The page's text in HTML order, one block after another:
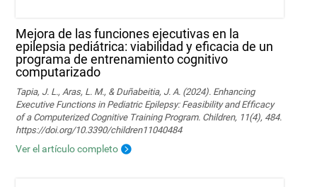
Mejora de las funciones ejecutivas en la
epilepsia pediátrica: viabilidad y eficacia de un
programa de entrenamiento cognitivo
computarizado
Tapia, J. L., Aras, L. M., & Duñabeitia, J. A. (2024). Enhancing
Executive Functions in Pediatric Epilepsy: Feasibility and Efficacy
of a Computerized Cognitive Training Program. Children, 11(4), 484.
https://doi.org/10.3390/children11040484
Ver el artículo completo